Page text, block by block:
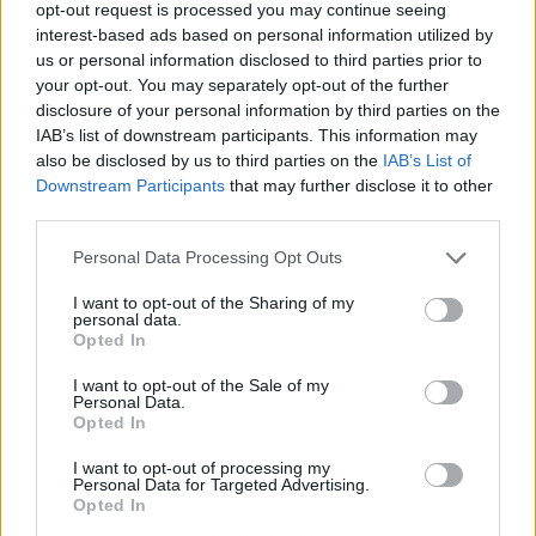
opt-out request is processed you may continue seeing
interest-based ads based on personal information utilized by
us or personal information disclosed to third parties prior to
your opt-out. You may separately opt-out of the further
disclosure of your personal information by third parties on the
IAB’s list of downstream participants. This information may
also be disclosed by us to third parties on the IAB’s List of
Downstream Participants that may further disclose it to other
Personal Data Processing Opt Outs
I want to opt-out of the Sharing of my
personal data.
Opted In
I want to opt-out of the Sale of my
Personal Data.
Opted In
I want to opt-out of processing my
Personal Data for Targeted Advertising.
Opted In
Κινέζους developers σε συλλογική καινοτομία για
την επιτάχυνση της ανάπτυξης της αγοράς φορητών
συσκευών. Ανακοίνωσε μια ειδική για την Κίνα
επέκταση της πλατφόρμας της εταιρείας και της
υποστήριξης του οικοσυστήματος, με αρχική
εστίαση σε ταμπλέτες με επεξεργαστές Atom και
λειτουργικό Android*, σχεδιασμένες για να
Intel. Προσέθεσε ότι οι Κινέζοι developers έχουν
καθοριστικό ρόλο στην προσπάθεια αυτή και θα
φέρουν ταχύτητα, κλιμάκωση και ευφυΐα που θα
οδηγήσει σε νέες καινοτομίες σε παγκόσμιο
επίπεδο.
Η 2η ημέρα του IDF
Doug Fisher,Αντιπρόεδρος και Γενικός
Διευθυντής του System Software Division της